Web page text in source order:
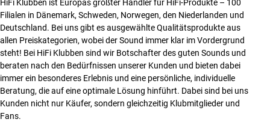
TV
Systeme
Kabel
Zubehör
HiFi Klubben ist Europas größter Händler für HiFi-Produkte – 100
Filialen in Dänemark, Schweden, Norwegen, den Niederlanden und
Deutschland. Bei uns gibt es ausgewählte Qualitätsprodukte aus
allen Preiskategorien, wobei der Sound immer klar im Vordergrund
steht! Bei HiFi Klubben sind wir Botschafter des guten Sounds und
beraten nach den Bedürfnissen unserer Kunden und bieten dabei
immer ein besonderes Erlebnis und eine persönliche, individuelle
Beratung, die auf eine optimale Lösung hinführt. Dabei sind bei uns
Kunden nicht nur Käufer, sondern gleichzeitig Klubmitglieder und
Fans.